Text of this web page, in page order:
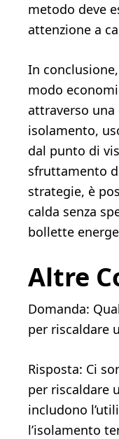
metodo deve
attenzione a
In
modo
attraverso
isolamento,
dal punto di
sfruttamento
strategie, è
calda senza
bollette
Altre
Domanda:
per riscaldare
Risposta: Ci
per riscaldare
includono
l’isolamento